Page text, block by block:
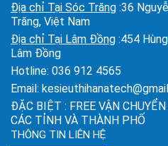
Địa chỉ Tại Sóc Trăng :36
Trăng, Việt Nam
Địa chỉ Tại Lâm Đồng :454
Lâm Đồng
Hotline: 036 912 4565
Email:
ĐẶC BIỆT : FREE VẬN
CÁC TỈNH VÀ THÀNH PHỐ
THÔNG TIN LIÊN HỆ